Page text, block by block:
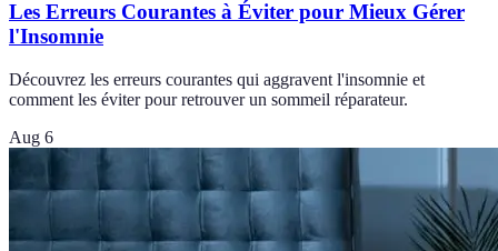
Les Erreurs Courantes à Éviter pour Mieux Gérer
l'Insomnie
Découvrez les erreurs courantes qui aggravent l'insomnie et
comment les éviter pour retrouver un sommeil réparateur.
Aug 6